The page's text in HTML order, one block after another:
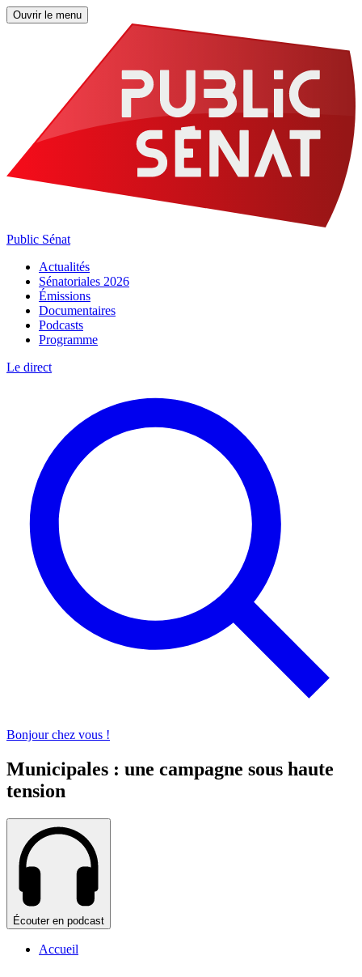
Ouvrir le menu
Public Sénat
Actualités
Sénatoriales 2026
Émissions
Documentaires
Podcasts
Programme
Le direct
Bonjour chez vous !
Municipales : une campagne sous haute
tension
Écouter en podcast
Accueil